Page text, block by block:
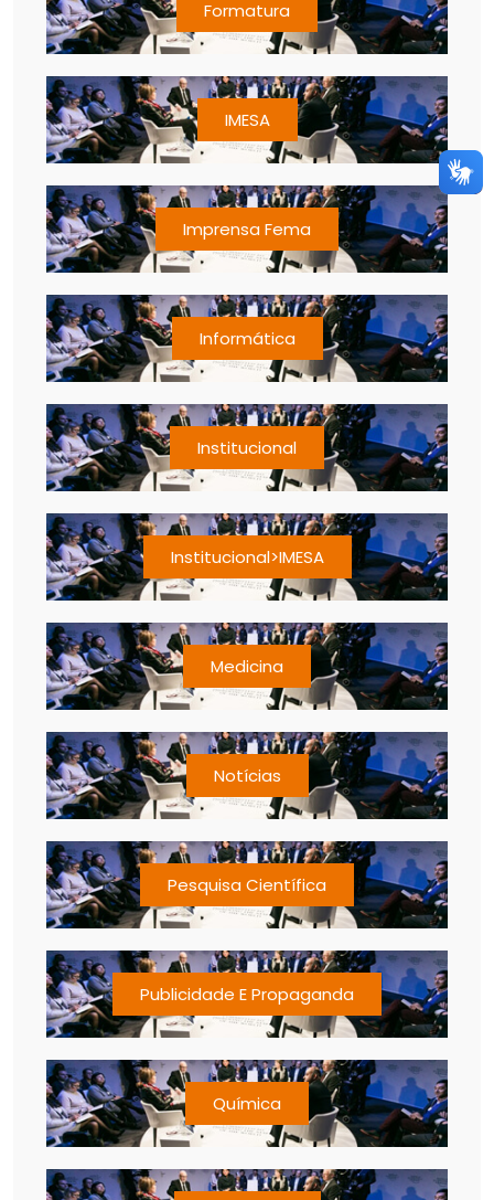
Formatura
IMESA
Imprensa Fema
Informática
Institucional
Institucional>IMESA
Medicina
Notícias
Pesquisa Científica
Publicidade E Propaganda
Química